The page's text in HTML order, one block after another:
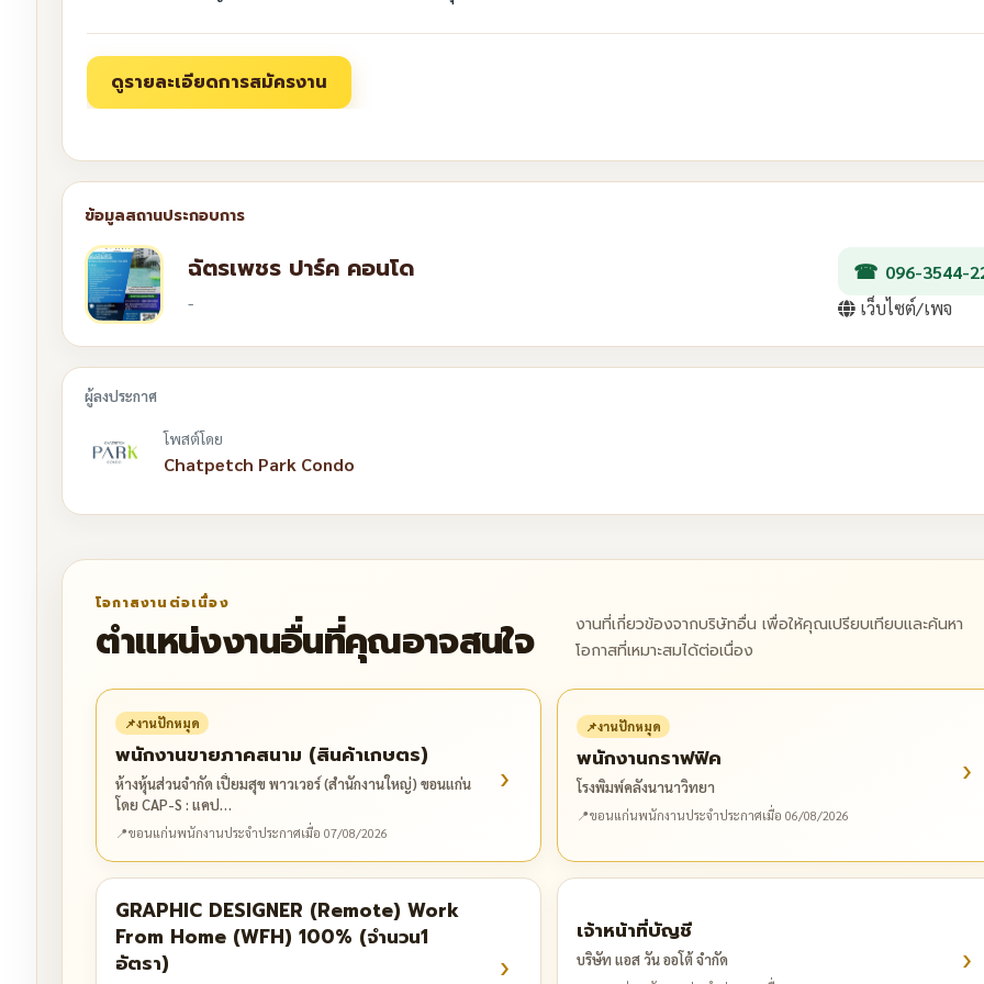
ฉัตรเพชร ปาร์ค คอนโด
-
096-3544-
เว็บไซต์/เพจ
โพสต์โดย
Chatpetch Park Condo
โอกาสงานต่อเนื่อง
ตำแหน่งงานอื่นที่คุณอาจสนใจ
งานที่เกี่ยวข้องจากบริษัทอื่น เพื่อให้คุณเปรียบเทียบและค้นหา
โอกาสที่เหมาะสมได้ต่อเนื่อง
📌งานปักหมุด
พนักงานขายภาคสนาม (สินค้าเกษตร)
ห้างหุ้นส่วนจำกัด เปี่ยมสุข พาวเวอร์ (สำนักงานใหญ่) ขอนแก่น
โดย CAP-S : แคป…
📍ขอนแก่นพนักงานประจำประกาศเมื่อ 07/08/2026
›
📌งานปักหมุด
พนักงานกราฟฟิค
โรงพิมพ์คลังนานาวิทยา
📍ขอนแก่นพนักงานประจำประกาศเมื่อ 06/08/2026
›
GRAPHIC DESIGNER (Remote) Work
From Home (WFH) 100% (จำนวน1
อัตรา)
›
เจ้าหน้าที่บัญชี
บริษัท แอส วัน ออโต้ จำกัด ›